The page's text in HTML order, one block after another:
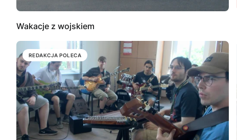
Wakacje z wojskiem
REDAKCJA POLECA